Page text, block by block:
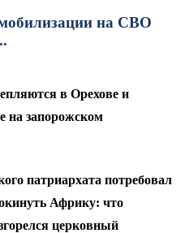
на СВО
в Орехове и
на запорожском
патриархата потребовал
Африку: что
церковный